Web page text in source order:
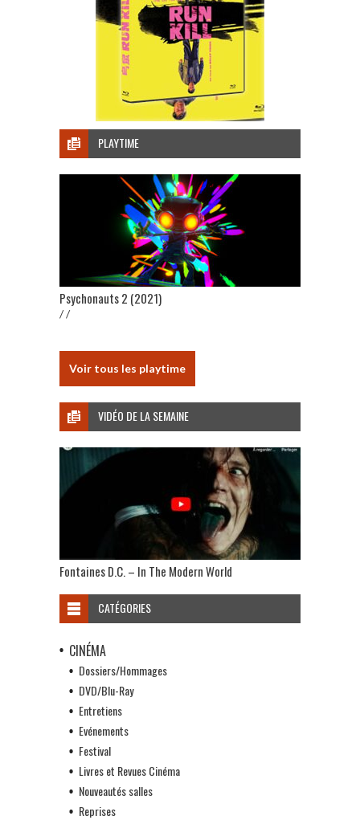
PLAYTIME
Psychonauts 2 (2021)
/ /
Voir tous les playtime
VIDÉO DE LA SEMAINE
Fontaines D.C. – In The Modern World
CATÉGORIES
CINÉMA
Dossiers/Hommages
DVD/Blu-Ray
Entretiens
Evénements
Festival
Livres et Revues Cinéma
Nouveautés salles
Reprises